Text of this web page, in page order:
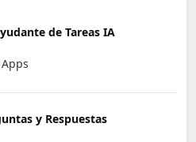
de Tareas IA
y Respuestas